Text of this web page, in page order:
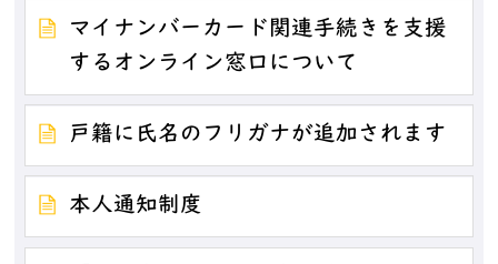
マイナンバーカード関連手続きを支援
するオンライン窓口について
戸籍に氏名のフリガナが追加されます
本人通知制度